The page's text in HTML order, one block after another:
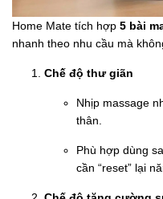
Home Mate tích hợp 5 bài
nhanh theo nhu cầu mà
Chế độ thư giãn
Nhịp massage
thân.
Phù hợp dùng
cần “reset” lại